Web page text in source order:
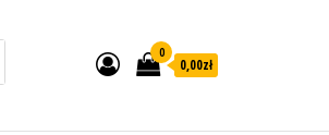
0
0,00zł